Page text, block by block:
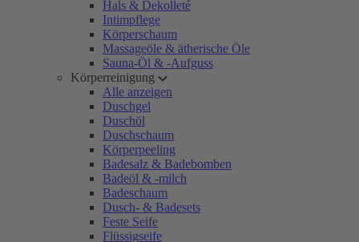
Hals & Dekolleté
Intimpflege
Körperschaum
Massageöle & ätherische Öle
Sauna-Öl & -Aufguss
Körperreinigung
Alle anzeigen
Duschgel
Duschöl
Duschschaum
Körperpeeling
Badesalz & Badebomben
Badeöl & -milch
Badeschaum
Dusch- & Badesets
Feste Seife
Flüssigseife